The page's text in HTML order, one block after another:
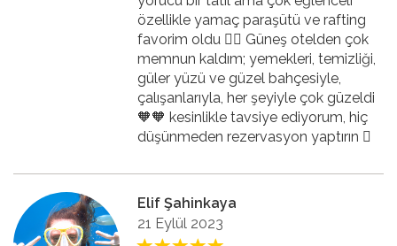
özellikle yamaç paraşütü ve rafting
favorim oldu 👍🏻 Güneş otelden çok
memnun kaldım; yemekleri, temizliği,
güler yüzü ve güzel bahçesiyle,
çalışanlarıyla, her şeyiyle çok güzeldi
🧡🧡 kesinlikle tavsiye ediyorum, hiç
düşünmeden rezervasyon yaptırın 🏻
Elif Şahinkaya
21 Eylül 2023